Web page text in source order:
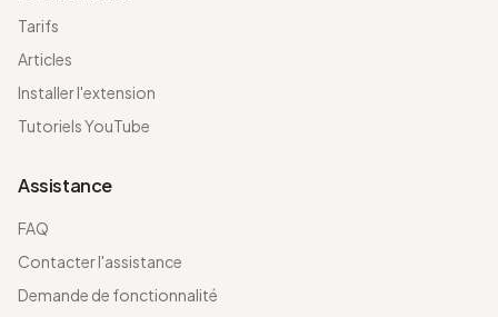
Tarifs
Articles
Installer l'extension
Tutoriels YouTube
Assistance
FAQ
Contacter l'assistance
Demande de fonctionnalité